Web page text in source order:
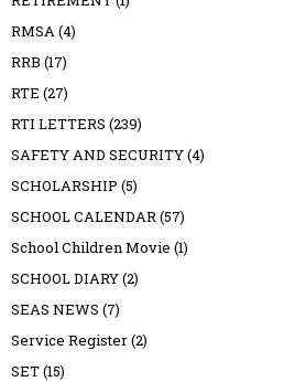
RMSA(4)
RRB (17)
RTE (27)
RTI LETTERS (239)
SAFETY AND SECURITY(4)
SCHOLARSHIP (5)
SCHOOL CALENDAR(57)
School Children Movie (1)
SCHOOL DIARY(2)
SEAS NEWS (7)
Service Register(2)
SET(15)